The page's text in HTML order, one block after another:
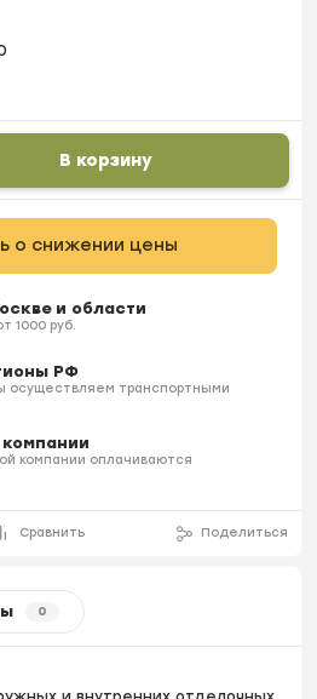
В корзину
о снижении цены
и области
1000 руб.
РФ
осуществляем транспортными
компании оплачиваются
Сравнить Поделиться
0